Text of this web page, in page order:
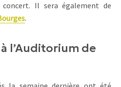
Il sera également de
.
l’Auditorium de